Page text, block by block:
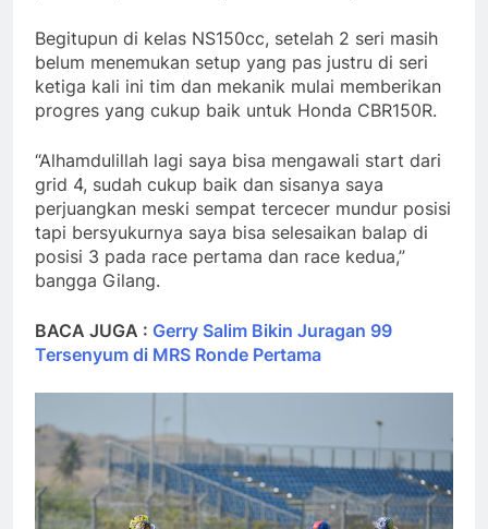
Begitupun di kelas NS150cc, setelah 2 seri masih
belum menemukan setup yang pas justru di seri
ketiga kali ini tim dan mekanik mulai memberikan
progres yang cukup baik untuk Honda CBR150R.
“Alhamdulillah lagi saya bisa mengawali start dari
grid 4, sudah cukup baik dan sisanya saya
perjuangkan meski sempat tercecer mundur posisi
tapi bersyukurnya saya bisa selesaikan balap di
posisi 3 pada race pertama dan race kedua,”
bangga Gilang.
BACA JUGA : Gerry Salim Bikin Juragan 99
Tersenyum di MRS Ronde Pertama